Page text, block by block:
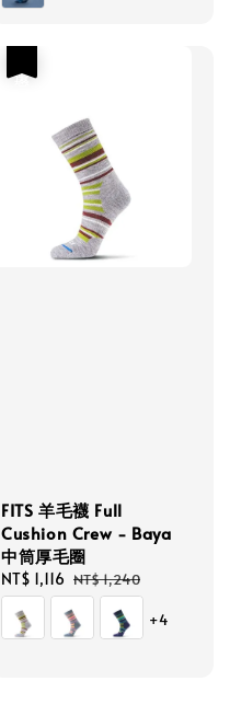
FITS 羊毛襪 Full
Cushion Crew - Baya
中筒厚毛圈
Sale
price
NT$ 1,116 Regular
price
NT$ 1,240
+4